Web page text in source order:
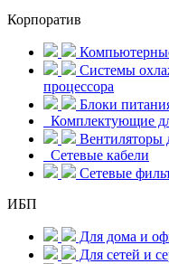
Корпоратив
Системы
процессора
Блоки
Комплектующие
Вентиляторы
Сетевые кабели
Сетевые
ИБП
Для дома и
Для сетей и